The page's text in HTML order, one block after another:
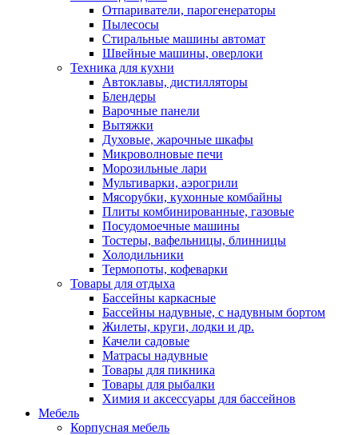
Отпариватели, парогенераторы
Пылесосы
Стиральные машины автомат
Швейные машины, оверлоки
Техника для кухни
Автоклавы, дистилляторы
Блендеры
Варочные панели
Вытяжки
Духовые, жарочные шкафы
Микроволновые печи
Морозильные лари
Мультиварки, аэрогрили
Мясорубки, кухонные комбайны
Плиты комбинированные, газовые
Посудомоечные машины
Тостеры, вафельницы, блинницы
Холодильники
Термопоты, кофеварки
Товары для отдыха
Бассейны каркасные
Бассейны надувные, с надувным бортом
Жилеты, круги, лодки и др.
Качели садовые
Матрасы надувные
Товары для пикника
Товары для рыбалки
Химия и аксессуары для бассейнов
Мебель
Корпусная мебель